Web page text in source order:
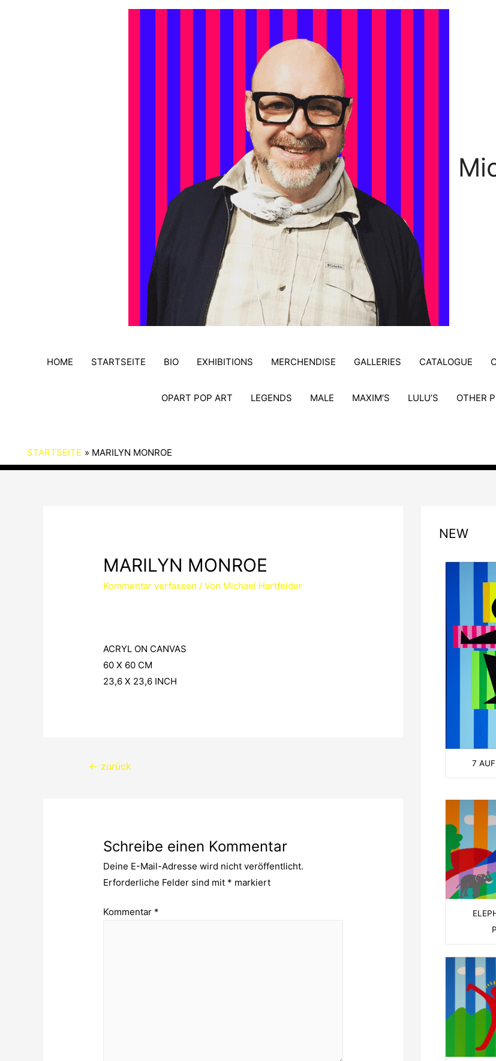
HOME STARTSEITE BIO EXHIBITIONS MERCHENDISE GALLERIES CATALOGUE
OPART POP ART LEGENDS MALE MAXIM’S LULU’S OTHER
STARTSEITE MARILYN MONROE
MARILYN MONROE
Kommentar verfassen / Von Michael Hartfelder
ACRYL ON CANVAS
60 X 60 CM
23,6 X 23,6 INCH
Beitragsnavigation
← zurück
Schreibe einen Kommentar
Deine E-Mail-Adresse wird nicht veröffentlicht.
Erforderliche Felder sind mit * markiert
Kommentar *
NEW
7